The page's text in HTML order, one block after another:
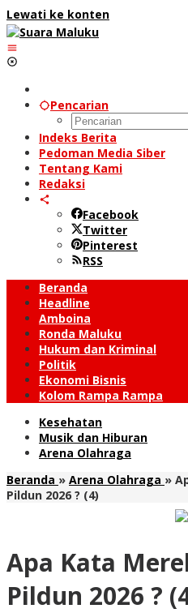
Lewati ke konten
Pencarian
Indeks Berita
Pedoman Media Siber
Tentang Kami
Redaksi
Facebook
Twitter
Pinterest
RSS
Beranda
Headline
Amboina
Ronda Maluku
Hukum dan Kriminal
Politik
Ekonomi Bisnis
Kolom Rampa Rampa
Kesehatan
Musik dan Hiburan
Arena Olahraga
Beranda » Arena Olahraga »
Pildun 2026 ? (4)
Apa Kata
Pildun 2026 ?